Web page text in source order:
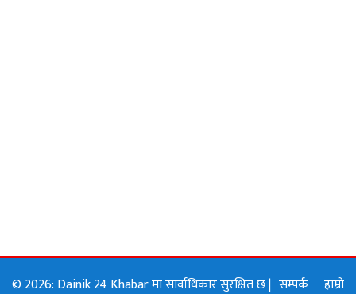
© 2026: Dainik 24 Khabar मा सार्वाधिकार सुरक्षित छ | सम्पर्क हाम्रो